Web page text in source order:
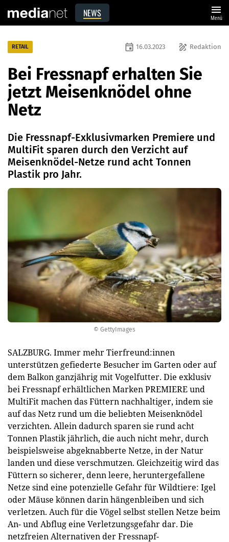
NEWS menu
Menü
© GettyImages
RETAIL draw Redaktion
event 16.03.2023
Bei Fressnapf erhalten Sie
jetzt Meisenknödel ohne
Netz
Die Fressnapf-Exklusivmarken Premiere und
MultiFit sparen durch den Verzicht auf
Meisenknödel-Netze rund acht Tonnen
Plastik pro Jahr.
SALZBURG. Immer mehr Tierfreund:innen
unterstützen gefiederte Besucher im Garten oder auf
dem Balkon ganzjährig mit Vogelfutter. Die exklusiv
bei Fressnapf erhältlichen Marken PREMIERE und
MultiFit machen das Füttern nachhaltiger, indem sie
auf das Netz rund um die beliebten Meisenknödel
verzichten. Allein dadurch sparen sie rund acht
Tonnen Plastik jährlich, die auch nicht mehr, durch
beispielsweise abgeknabberte Netze, in der Natur
landen und diese verschmutzen. Gleichzeitig wird das
Füttern so sicherer, denn leere, heruntergefallene
Netze sind eine potenzielle Gefahr für Wildtiere: Igel
oder Mäuse können darin hängenbleiben und sich
verletzen. Auch für die Vögel selbst stellen Netze beim
An- und Abflug eine Verletzungsgefahr dar. Die
netzfreien Alternativen der Fressnapf-